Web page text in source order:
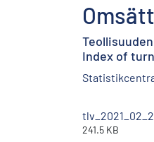
Index of
241.5 KB